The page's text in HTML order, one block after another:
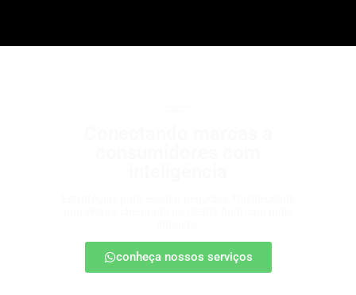
conheça nossos serviços